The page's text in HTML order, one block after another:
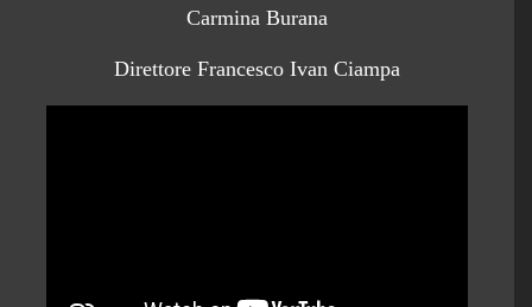
Carmina Burana
Direttore Francesco Ivan Ciampa